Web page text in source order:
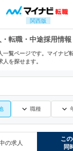
関西版
転職・中途採用情報
一覧ページです。マイナビ
を探せます。
職種
の求人
こ
同